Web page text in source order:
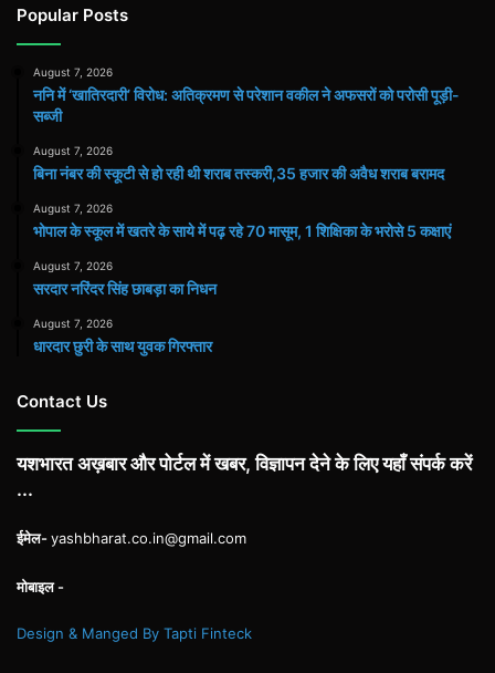
Popular Posts
August 7, 2026
ननि में ‘खातिरदारी’ विरोध: अतिक्रमण से परेशान वकील ने अफसरों को परोसी पूड़ी-
सब्जी
August 7, 2026
बिना नंबर की स्कूटी से हो रही थी शराब तस्करी,35 हजार की अवैध शराब बरामद
August 7, 2026
भोपाल के स्कूल में खतरे के साये में पढ़ रहे 70 मासूम, 1 शिक्षिका के भरोसे 5 कक्षाएं
August 7, 2026
सरदार नरिंदर सिंह छाबड़ा का निधन
August 7, 2026
धारदार छुरी के साथ युवक गिरफ्तार
Contact Us
यशभारत अख़बार और पोर्टल में खबर, विज्ञापन देने के लिए यहाँ संपर्क करें
...
ईमेल-yashbharat.co.in@gmail.com
मोबाइल -
Design & Manged By Tapti Finteck